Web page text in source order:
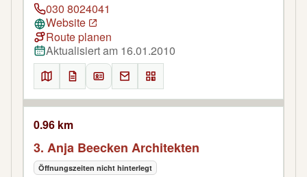
030 8024041
Website
Route planen
Aktualisiert am 16.01.2010
0.96 km
3. Anja Beecken Architekten
Öffnungszeiten nicht hinterlegt